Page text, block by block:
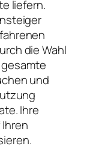
liefern.
die Wahl
und
Ihre